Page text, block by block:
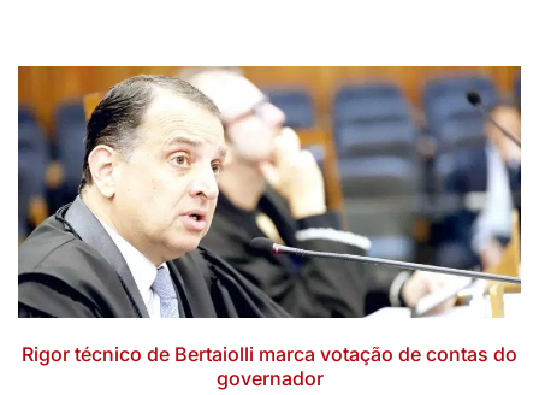
Rigor técnico de Bertaiolli marca votação de contas do
governador